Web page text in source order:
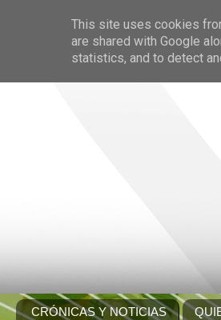
CRÓNICAS Y NOTICIAS
This site uses cookies
are shared with Google
statistics, and to detect